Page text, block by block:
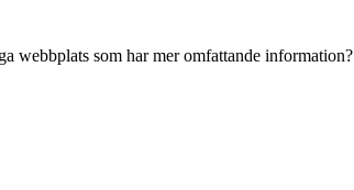
webbplats som har mer omfattande information?